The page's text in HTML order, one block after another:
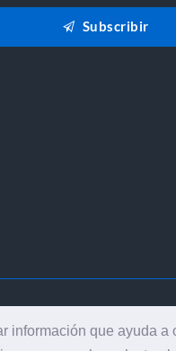
información que ayuda
Subscribir
AVISO